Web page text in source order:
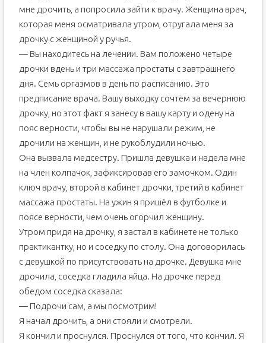
мне дрочить, а попросила зайти к врачу. Женщина врач,
которая меня осматривала утром, отругала меня за
дрочку с женщиной у ручья.
— Вы находитесь на лечении. Вам положено четыре
дрочки вдень и три массажа простаты с завтрашнего
дня. Семь оргазмов в день по расписанию. Это
предписание врача. Вашу выходку сочтём за вечернюю
дрочку, но этот факт я занесу в вашу карту и одену на
пояс верности, чтобы вы не нарушали режим, не
дрочили на женщин, и не рукоблудили ночью.
Она вызвала медсестру. Пришла девушка и надела мне
на член колпачок, зафиксировав его замочком. Один
ключ врачу, второй в кабинет дрочки, третий в кабинет
массажа простаты. На ужин я пришёл в футболке и
поясе верности, чем очень огорчил женщину.
Утром придя на дрочку, я застал в кабинете не только
практикантку, но и соседку по столу. Она договорилась
с девушкой по присутствовать на дрочке. Девушка мне
дрочила, соседка гладила яйца. На дрочке перед
обедом соседка сказала:
— Подрочи сам, а мы посмотрим!
Я начал дрочить, а они стояли и смотрели.
Я кончил и проснулся. Проснулся от того, что кончил. Я